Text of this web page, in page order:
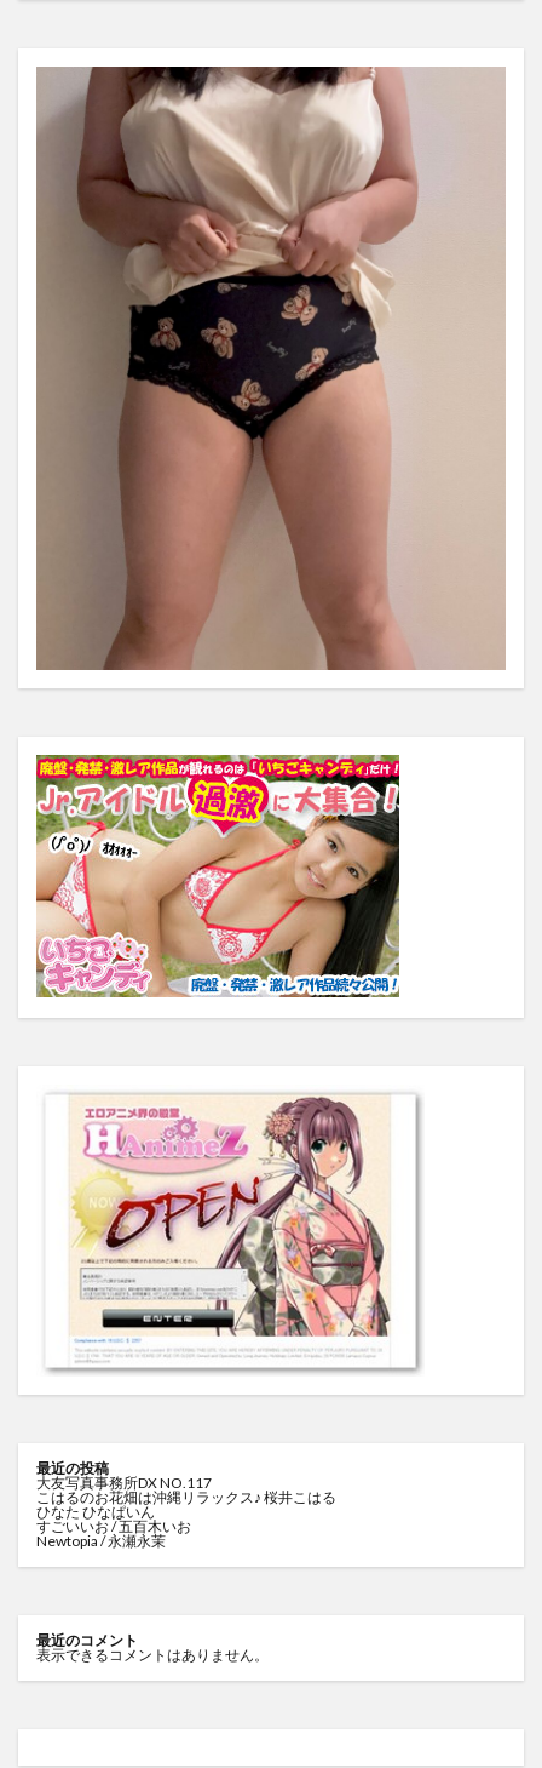
最近の投稿
大友写真事務所DX NO.117
こはるのお花畑は沖縄リラックス♪ 桜井こはる
ひなた ひなぱいん
すごいいお / 五百木いお
Newtopia / 永瀬永茉
最近のコメント
表示できるコメントはありません。